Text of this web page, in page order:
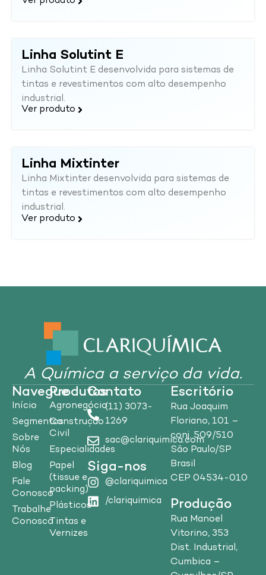
Linha Solutint E
Linha Solutint E desenvolvida para sistemas de
tintas e revestimentos com alto desempenho
industrial.
Ver produto
Linha Mixtinter
Linha Mixtinter desenvolvida para sistemas de
tintas e revestimentos com alto desempenho
industrial.
Ver produto
A Química a serviço da vida.
Navegue
Início
Segmentos
Sobre
Nós
Blog
Fale
Conosco
Trabalhe
Conosco
Produtos
Agronegócio
Construção
Civil
Especialidades
Papel
(tissue e
packing)
Plásticos
Tintas e
Vernizes
Contato
(11) 3073-
1269
sac@clariquimica.com
Siga-nos
@clariquimica
/clariquimica
Escritório
Rua Joaquim
Floriano, 101 –
conj. 509/510
São Paulo/SP
Brasil
CEP 04534-010
Produção
Rua Manoel
Vitorino, 353
Dist. Industrial,
Cumbica –